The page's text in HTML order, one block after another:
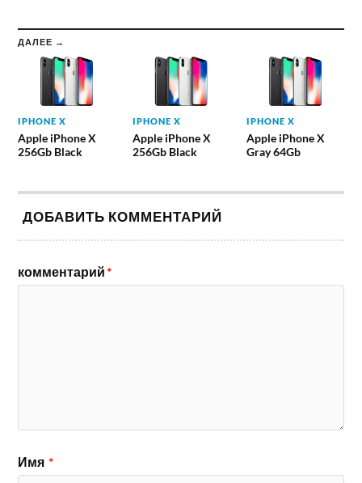
ДАЛЕЕ →
IPHONE X
Apple iPhone X
256Gb Black
IPHONE X
Apple iPhone X
256Gb Black
IPHONE X
Apple iPhone X
Gray 64Gb
ДОБАВИТЬ КОММЕНТАРИЙ
комментарий*
Имя *